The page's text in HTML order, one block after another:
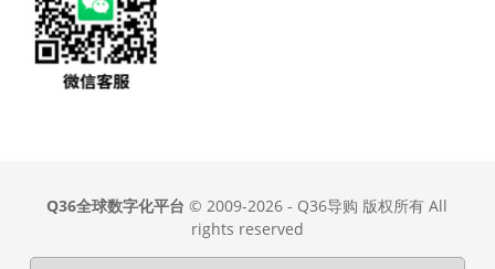
Q36全球数字化平台 © 2009-2026 - Q36导购 版权所有 All
rights reserved